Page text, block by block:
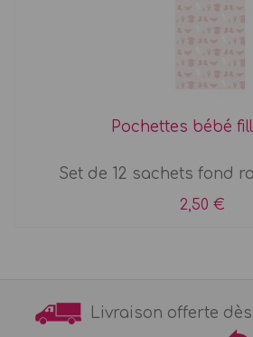
Pochettes bébé
Set de 12 sachets fond
2,50 €
Livraison offerte